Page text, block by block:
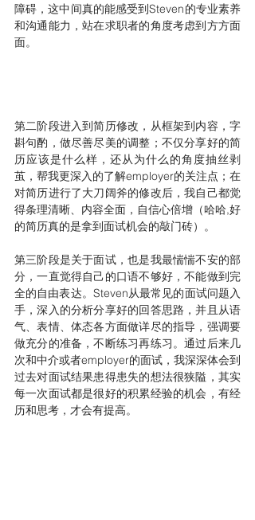
障碍，这中间真的能感受到Steven的专业素养
和沟通能力，站在求职者的角度考虑到方方面
面。
第二阶段进入到简历修改，从框架到内容，字
斟句酌，做尽善尽美的调整；不仅分享好的简
历应该是什么样，还从为什么的角度抽丝剥
茧，帮我更深入的了解employer的关注点；在
对简历进行了大刀阔斧的修改后，我自己都觉
得条理清晰、内容全面，自信心倍增（哈哈,好
的简历真的是拿到面试机会的敲门砖）。
第三阶段是关于面试，也是我最惴惴不安的部
分，一直觉得自己的口语不够好，不能做到完
全的自由表达。Steven从最常见的面试问题入
手，深入的分析分享好的回答思路，并且从语
气、表情、体态各方面做详尽的指导，强调要
做充分的准备，不断练习再练习。通过后来几
次和中介或者employer的面试，我深深体会到
过去对面试结果患得患失的想法很狭隘，其实
每一次面试都是很好的积累经验的机会，有经
历和思考，才会有提高。